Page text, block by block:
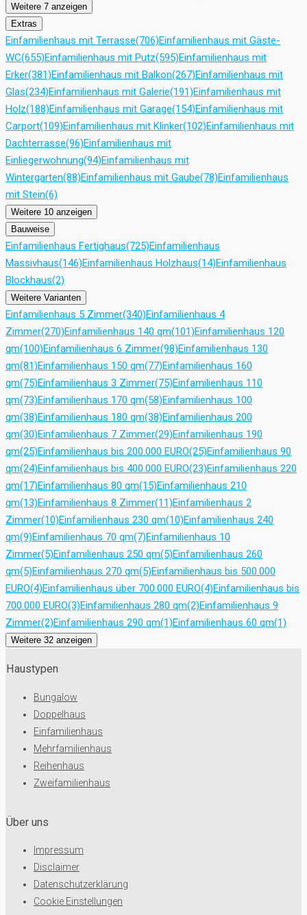
Weitere 7 anzeigen
Extras
Einfamilienhaus mit Terrasse(706)Einfamilienhaus mit Gäste-
WC(655)Einfamilienhaus mit Putz(595)Einfamilienhaus mit
Erker(381)Einfamilienhaus mit Balkon(267)Einfamilienhaus mit
Glas(234)Einfamilienhaus mit Galerie(191)Einfamilienhaus mit
Holz(188)Einfamilienhaus mit Garage(154)Einfamilienhaus mit
Carport(109)Einfamilienhaus mit Klinker(102)Einfamilienhaus mit
Dachterrasse(96)Einfamilienhaus mit
Einliegerwohnung(94)Einfamilienhaus mit
Wintergarten(88)Einfamilienhaus mit Gaube(78)Einfamilienhaus
mit Stein(6)
Weitere 10 anzeigen
Bauweise
Einfamilienhaus Fertighaus(725)Einfamilienhaus
Massivhaus(146)Einfamilienhaus Holzhaus(14)Einfamilienhaus
Blockhaus(2)
Weitere Varianten
Einfamilienhaus 5 Zimmer(340)Einfamilienhaus 4
Zimmer(270)Einfamilienhaus 140 qm(101)Einfamilienhaus 120
qm(100)Einfamilienhaus 6 Zimmer(98)Einfamilienhaus 130
qm(81)Einfamilienhaus 150 qm(77)Einfamilienhaus 160
qm(75)Einfamilienhaus 3 Zimmer(75)Einfamilienhaus 110
qm(73)Einfamilienhaus 170 qm(58)Einfamilienhaus 100
qm(38)Einfamilienhaus 180 qm(38)Einfamilienhaus 200
qm(30)Einfamilienhaus 7 Zimmer(29)Einfamilienhaus 190
qm(25)Einfamilienhaus bis 200.000 EURO(25)Einfamilienhaus 90
qm(24)Einfamilienhaus bis 400.000 EURO(23)Einfamilienhaus 220
qm(17)Einfamilienhaus 80 qm(15)Einfamilienhaus 210
qm(13)Einfamilienhaus 8 Zimmer(11)Einfamilienhaus 2
Zimmer(10)Einfamilienhaus 230 qm(10)Einfamilienhaus 240
qm(9)Einfamilienhaus 70 qm(7)Einfamilienhaus 10
Zimmer(5)Einfamilienhaus 250 qm(5)Einfamilienhaus 260
qm(5)Einfamilienhaus 270 qm(5)Einfamilienhaus bis 500.000
EURO(4)Einfamilienhaus über 700.000 EURO(4)Einfamilienhaus bis
700.000 EURO(3)Einfamilienhaus 280 qm(2)Einfamilienhaus 9
Zimmer(2)Einfamilienhaus 290 qm(1)Einfamilienhaus 60 qm(1)
Weitere 32 anzeigen
Haustypen
Bungalow
Doppelhaus
Einfamilienhaus
Mehrfamilienhaus
Reihenhaus
Zweifamilienhaus
Über uns
Impressum
Disclaimer
Datenschutzerklärung
Cookie Einstellungen